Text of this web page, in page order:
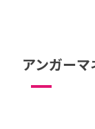
アンガー